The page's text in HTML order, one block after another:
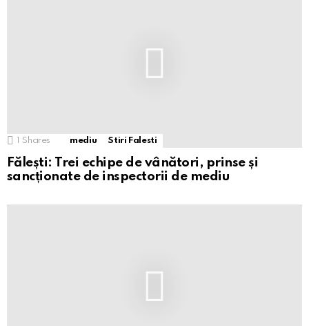
1 Shares mediu Stiri Falesti
Fălești: Trei echipe de vânători, prinse și
sancționate de inspectorii de mediu